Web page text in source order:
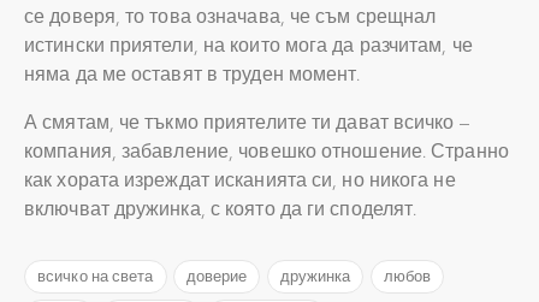
се доверя, то това означава, че съм срещнал
истински приятели, на които мога да разчитам, че
няма да ме оставят в труден момент.
А смятам, че тъкмо приятелите ти дават всичко –
компания, забавление, човешко отношение. Странно
как хората изреждат исканията си, но никога не
включват дружинка, с която да ги споделят.
всичко на света доверие дружинка
любов